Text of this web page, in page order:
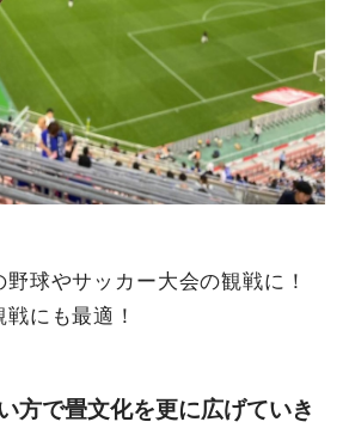
球やサッカー大会の観戦に！
にも最適！
方で畳文化を更に広げていき